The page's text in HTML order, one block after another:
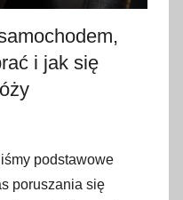
i jak się
podstawowe
poruszania się